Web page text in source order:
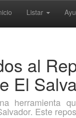
Listar
al
El
herramienta
Este